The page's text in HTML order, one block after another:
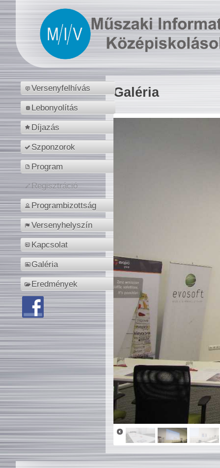
Versenyfelhívás
Lebonyolítás
Díjazás
Szponzorok
Program
Regisztráció
Programbizottság
Versenyhelyszín
Kapcsolat
Galéria
Eredmények
Galéria